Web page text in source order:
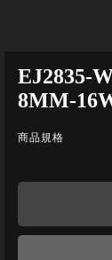
EJ2835-
8MM-
商品規格